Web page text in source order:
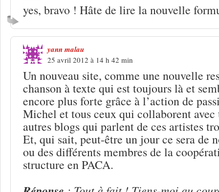
yes, bravo ! Hâte de lire la nouvelle
yann malau
25 avril 2012 à 14 h 42 min
Un nouveau site, comme une nouvelle
chanson à texte qui est toujours là et
encore plus forte grâce à l’action de
Michel et tous ceux qui collaborent
autres blogs qui parlent de ces artistes
Et, qui sait, peut-être un jour ce sera de
ou des différents membres de la
structure en PACA.